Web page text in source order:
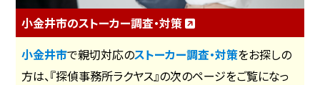
小金井市のストーカー調査・対策
小金井市で親切対応のストーカー調査・対策をお探しの
方は、『探偵事務所ラクヤス』の次のページをご覧になっ